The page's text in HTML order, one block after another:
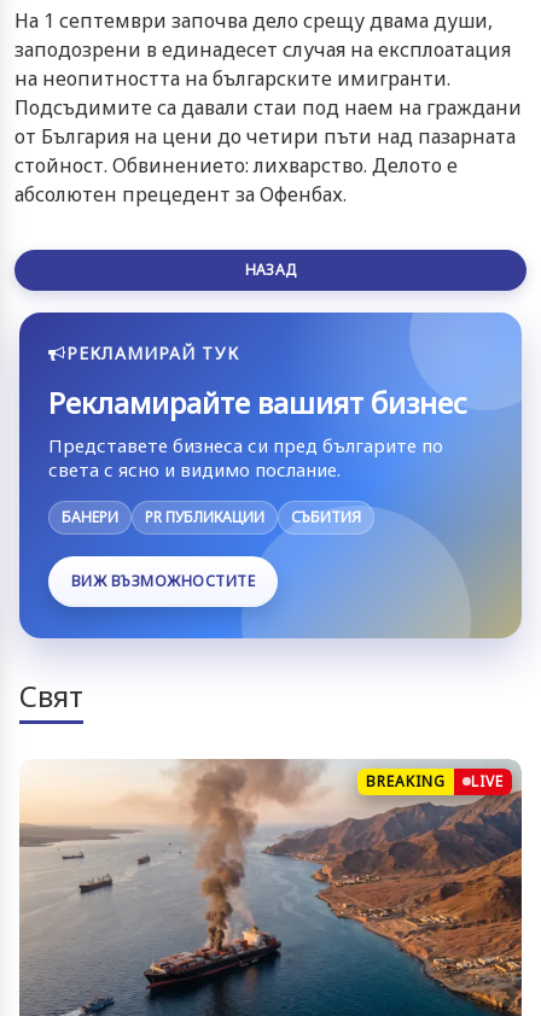
На 1 септември започва дело срещу двама души,
заподозрени в единадесет случая на експлоатация
на неопитността на българските имигранти.
Подсъдимите са давали стаи под наем на граждани
от България на цени до четири пъти над пазарната
стойност. Обвинението: лихварство. Делото е
абсолютен прецедент за Офенбах.
НАЗАД
РЕКЛАМИРАЙ ТУК
Рекламирайте вашият бизнес
Представете бизнеса си пред българите по
света с ясно и видимо послание.
БАНЕРИ PR ПУБЛИКАЦИИ СЪБИТИЯ
ВИЖ ВЪЗМОЖНОСТИТЕ
Свят
BREAKING LIVE